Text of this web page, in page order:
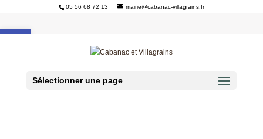
Ouvrir la barre d’outils
05 56 68 72 13 mairie@cabanac-villagrains.fr
Sélectionner une page